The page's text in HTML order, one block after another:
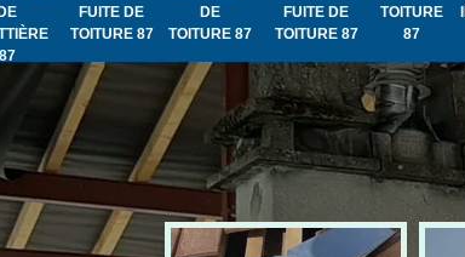
DE
87
FUITE DE
TOITURE 87
DE
TOITURE 87
FUITE DE
TOITURE 87
TOITURE
87